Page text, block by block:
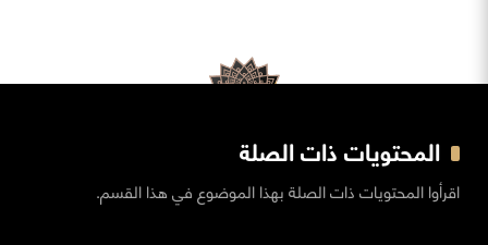
المحتويات ذات الصلة
اقرأوا المحتويات ذات الصلة بهذا الموضوع في هذا القسم.